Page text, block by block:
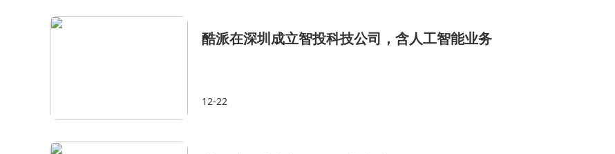
酷派在深圳成立智投科技公司，含人工智能业务
12-22